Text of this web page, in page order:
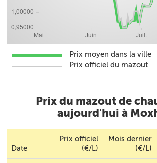
Prix moyen dans la ville
Prix officiel du mazout
Prix du mazout de
aujourd'hui à
Date
Prix officiel
(€/L)
Mois dernier
(€/L)